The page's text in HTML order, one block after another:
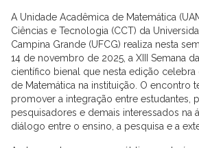
A Unidade Acadêmica de Matemática
Ciências e Tecnologia (CCT) da
Campina Grande (UFCG) realiza nesta
14 de novembro de 2025, a XIII Semana
científico bienal que nesta edição
de Matemática na instituição. O encontro
promover a integração entre estudantes,
pesquisadores e demais interessados na
diálogo entre o ensino, a pesquisa e a